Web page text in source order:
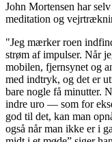
John Mortensen har
meditation og
"Jeg mærker roen
strøm af impulser. Når
mobilen, fjernsynet og
med indtryk, og det er
bare nogle få minutter.
indre uro — som for
god til det, kan man
også når man ikke er i